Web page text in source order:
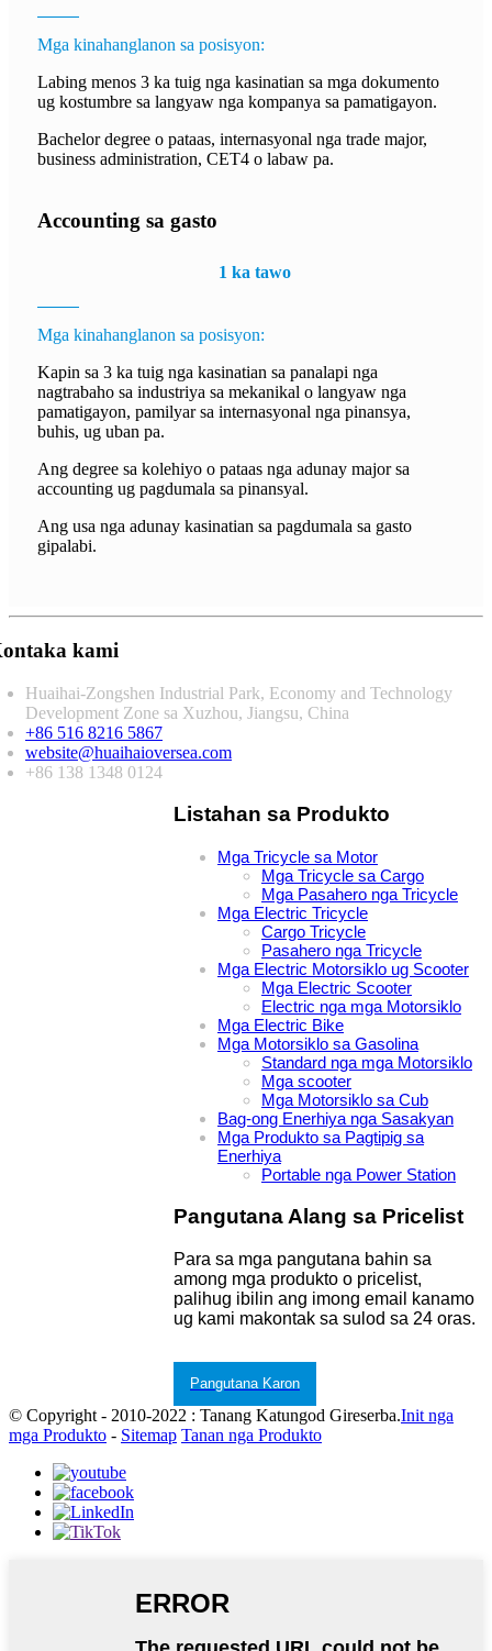
Mga kinahanglanon sa posisyon:
Labing menos 3 ka tuig nga kasinatian sa mga dokumento
ug kostumbre sa langyaw nga kompanya sa pamatigayon.
Bachelor degree o pataas, internasyonal nga trade major,
business administration, CET4 o labaw pa.
Accounting sa gasto
1 ka tawo
Mga kinahanglanon sa posisyon:
Kapin sa 3 ka tuig nga kasinatian sa panalapi nga
nagtrabaho sa industriya sa mekanikal o langyaw nga
pamatigayon, pamilyar sa internasyonal nga pinansya,
buhis, ug uban pa.
Ang degree sa kolehiyo o pataas nga adunay major sa
accounting ug pagdumala sa pinansyal.
Ang usa nga adunay kasinatian sa pagdumala sa gasto
gipalabi.
kami
Huaihai-Zongshen Industrial Park, Economy and Technology
Development Zone sa Xuzhou, Jiangsu, China
+86 516 8216 5867
website@huaihaioversea.com
+86 138 1348 0124
Listahan sa Produkto
Mga Tricycle sa Motor
Mga Tricycle sa Cargo
Mga Pasahero nga Tricycle
Mga Electric Tricycle
Cargo Tricycle
Pasahero nga Tricycle
Mga Electric Motorsiklo ug Scooter
Mga Electric Scooter
Electric nga mga Motorsiklo
Mga Electric Bike
Mga Motorsiklo sa Gasolina
Standard nga mga Motorsiklo
Mga scooter
Mga Motorsiklo sa Cub
Bag-ong Enerhiya nga Sasakyan
Mga Produkto sa Pagtipig sa
Enerhiya
Portable nga Power Station
Pangutana Alang sa Pricelist
Para sa mga pangutana bahin sa
among mga produkto o pricelist,
palihug ibilin ang imong email kanamo
ug kami makontak sa sulod sa 24 oras.
Pangutana Karon
© Copyright - 2010-2022 : Tanang Katungod Gireserba.Init nga
mga Produkto - Sitemap Tanan nga Produkto